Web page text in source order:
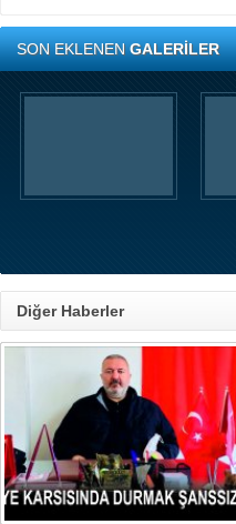
SON EKLENENGALERİLER
Diğer Haberler